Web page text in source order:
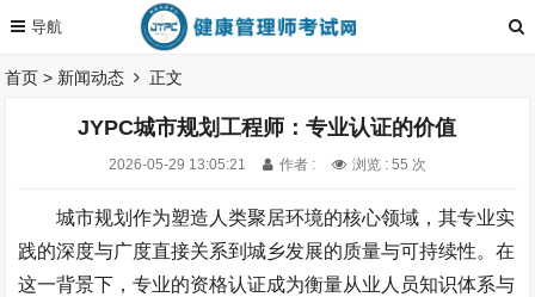
首页 > 新闻动态 正文
JYPC城市规划工程师：专业认证的价值
2026-05-29 13:05:21 作者 : 浏览 : 55 次
城市规划作为塑造人类聚居环境的核心领域，其专业实
践的深度与广度直接关系到城乡发展的质量与可持续性。在
这一背景下，专业的资格认证成为衡量从业人员知识体系与